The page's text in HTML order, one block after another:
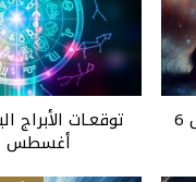
توقعـات الأبراج اليوم الخميس 6
أغسطس 2026